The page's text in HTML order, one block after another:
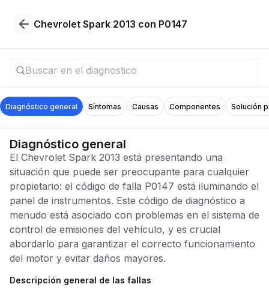
Chevrolet Spark 2013 con P0147
Diagnóstico general Síntomas Causas Componentes Solución
Diagnóstico general
El Chevrolet Spark 2013 está presentando una
situación que puede ser preocupante para cualquier
propietario: el código de falla P0147 está iluminando el
panel de instrumentos. Este código de diagnóstico a
menudo está asociado con problemas en el sistema de
control de emisiones del vehículo, y es crucial
abordarlo para garantizar el correcto funcionamiento
del motor y evitar daños mayores.
Descripción general de las fallas